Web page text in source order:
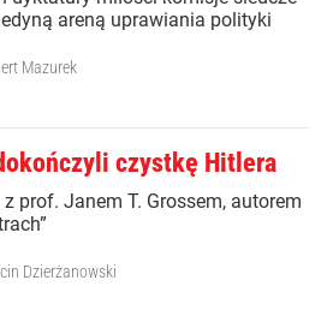
areną uprawiania polityki
Mazurek
czystkę Hitlera
prof. Janem T. Grossem, autorem
Dzierżanowski